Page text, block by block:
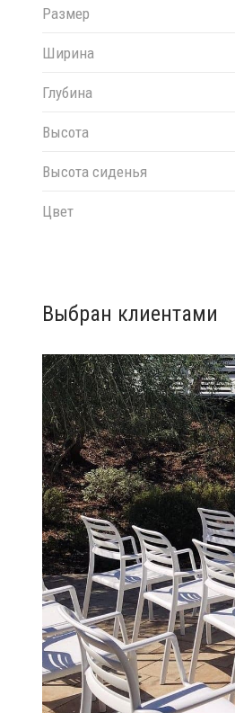
Размер
Ширина
Глубина
Высота
Высота сиденья
Цвет
Выбран клиентами